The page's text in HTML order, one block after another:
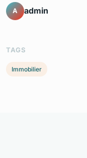
A admin
TAGS
Immobilier